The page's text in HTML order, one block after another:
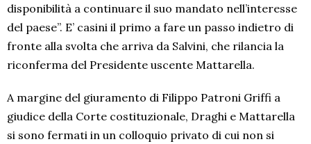
disponibilità a continuare il suo mandato nell’interesse
del paese”. E’ casini il primo a fare un passo indietro di
fronte alla svolta che arriva da Salvini, che rilancia la
riconferma del Presidente uscente Mattarella.
A margine del giuramento di Filippo Patroni Griffi a
giudice della Corte costituzionale, Draghi e Mattarella
si sono fermati in un colloquio privato di cui non si